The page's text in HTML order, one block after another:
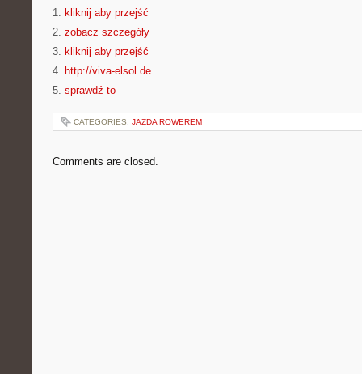
1. kliknij aby przejść
2. zobacz szczegóły
3. kliknij aby przejść
4. http://viva-elsol.de
5. sprawdź to
CATEGORIES: JAZDA ROWEREM
Comments are closed.